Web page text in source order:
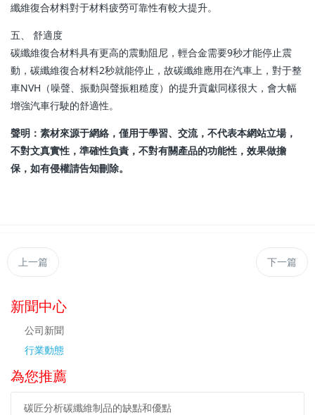
纖維復合材料對于材料疲勞可靠性有較大提升。
五、 舒適度
碳纖維復合材料具有更高的震動阻尼，輕合金需要9秒才能停止震
動，碳纖維復合材料2秒就能停止，故碳纖維應用在汽車上，對于整
車NVH（噪聲、振動與聲振粗糙度）的提升貢獻同樣很大，會大幅
增強汽車行駛的舒適性。
聲明：素材來源于網絡，僅用于學習、交流，不代表本網站立場，
不對文真實性，準確性負責，不對有關產品的功能性，效果做擔
保，如有侵權請告知刪除。
上一篇 下一篇
新聞中心
公司新聞
行業動態
為您推薦
碳匠分析碳纖維制品的缺點和優點